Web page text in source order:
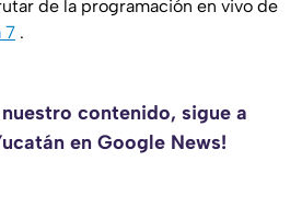
de la programación en vivo de
7 .
contenido, sigue a
en Google News!